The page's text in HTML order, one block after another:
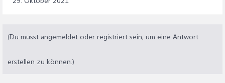
(Du musst angemeldet oder registriert sein, um eine Antwort
erstellen zu können.)